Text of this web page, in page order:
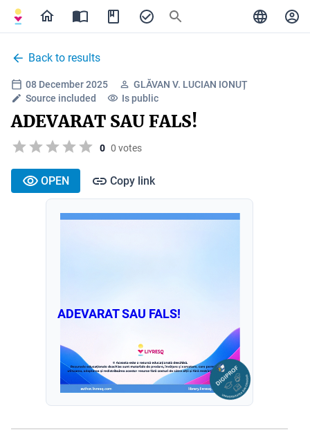
Back to results
08 December 2025
GLĂVAN V. LUCIAN IONUȚ
Source included
Is public
ADEVARAT SAU FALS!
0 0 votes
OPEN Copy link
ADEVARAT SAU FALS!